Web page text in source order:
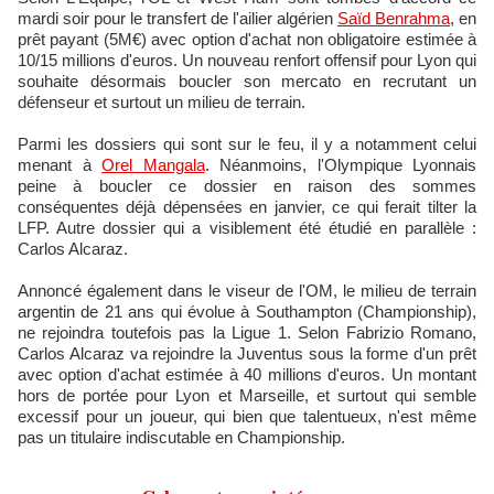
mardi soir pour le transfert de l'ailier algérien Saïd Benrahma, en
prêt payant (5M€) avec option d'achat non obligatoire estimée à
10/15 millions d'euros. Un nouveau renfort offensif pour Lyon qui
souhaite désormais boucler son mercato en recrutant un
défenseur et surtout un milieu de terrain.
Parmi les dossiers qui sont sur le feu, il y a notamment celui
menant à Orel Mangala. Néanmoins, l'Olympique Lyonnais
peine à boucler ce dossier en raison des sommes
conséquentes déjà dépensées en janvier, ce qui ferait tilter la
LFP. Autre dossier qui a visiblement été étudié en parallèle :
Carlos Alcaraz.
Annoncé également dans le viseur de l'OM, le milieu de terrain
argentin de 21 ans qui évolue à Southampton (Championship),
ne rejoindra toutefois pas la Ligue 1. Selon Fabrizio Romano,
Carlos Alcaraz va rejoindre la Juventus sous la forme d'un prêt
avec option d'achat estimée à 40 millions d'euros. Un montant
hors de portée pour Lyon et Marseille, et surtout qui semble
excessif pour un joueur, qui bien que talentueux, n'est même
pas un titulaire indiscutable en Championship.